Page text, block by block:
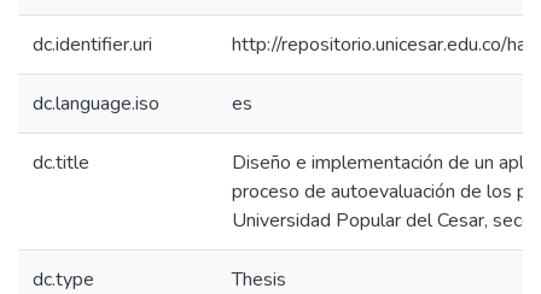
dc.identifier.uri http://repositorio.unicesar.edu.co/
dc.language.iso es
dc.title
Diseño e implementación de un
proceso de autoevaluación de los
Universidad Popular del Cesar,
dc.type Thesis